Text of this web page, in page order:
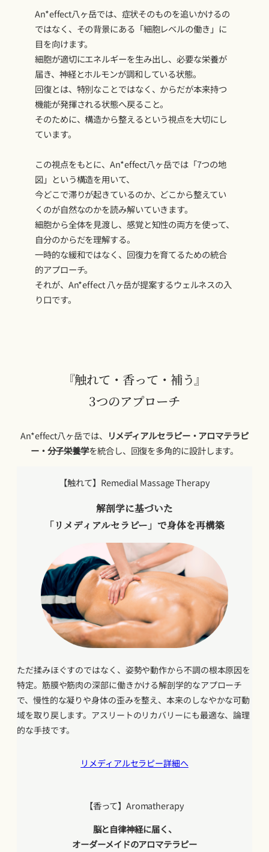
An*effect八ヶ岳では、症状そのものを追いかけるの
ではなく、その背景にある「細胞レベルの働き」に
目を向けます。
細胞が適切にエネルギーを生み出し、必要な栄養が
届き、神経とホルモンが調和している状態。
回復とは、特別なことではなく、からだが本来持つ
機能が発揮される状態へ戻ること。
そのために、構造から整えるという視点を大切にし
ています。
この視点をもとに、An*effect八ヶ岳では「7つの地
図」という構造を用いて、
今どこで滞りが起きているのか、どこから整えてい
くのが自然なのかを読み解いていきます。
細胞から全体を見渡し、感覚と知性の両方を使って、
自分のからだを理解する。
一時的な緩和ではなく、回復力を育てるための統合
的アプローチ。
それが、An*effect 八ヶ岳が提案するウェルネスの入
り口です。
『触れて・香って・補う』
3つのアプローチ
An*effect八ヶ岳では、
リメディアルセラピー・アロマテラピ
ー・分子栄養学を統合し、回復を多角的に設計します。
【触れて】Remedial Massage Therapy
解剖学に基づいた
「リメディアルセラピー」で身体を再構築
ただ揉みほぐすのではなく、姿勢や動作から不調の根本原因を
特定。筋膜や筋肉の深部に働きかける解剖学的なアプローチ
で、慢性的な凝りや身体の歪みを整え、本来のしなやかな可動
域を取り戻します。アスリートのリカバリーにも最適な、論理
的な手技です。
リメディアルセラピー詳細へ
【香って】Aromatherapy
脳と自律神経に届く、
オーダーメイドのアロマテラピー